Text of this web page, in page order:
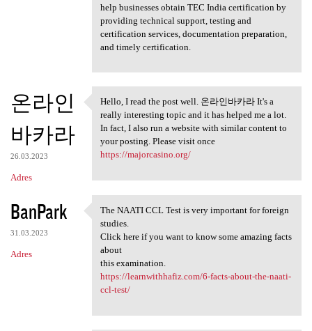
help businesses obtain TEC India certification by
providing technical support, testing and
certification services, documentation preparation,
and timely certification.
온라인
바카라
26.03.2023
Adres
Hello, I read the post well.
Hello, I read the post well. 온라인바카라 It's a
really interesting topic and it has helped me a lot.
In fact, I also run a website with similar content to
your posting. Please visit once
https://majorcasino.org/
BanPark
31.03.2023
Adres
The NAATI CCL Test is very
The NAATI CCL Test is very important for foreign
studies.
Click here if you want to know some amazing facts
about
this examination.
https://learnwithhafiz.com/6-facts-about-the-naati-
ccl-test/